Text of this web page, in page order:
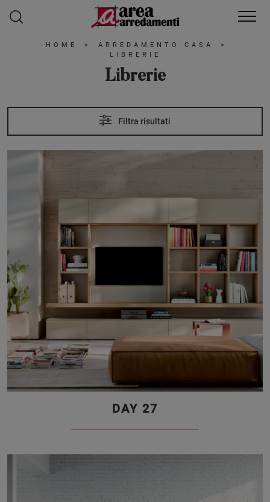
HOME > ARREDAMENTO CASA
>
LIBRERIE
Librerie
Filtra risultati
DAY 27